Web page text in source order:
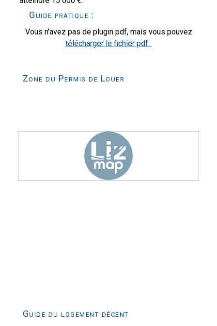
Guide pratique :
Vous n'avez pas de plugin pdf, mais vous pouvez
télécharger le fichier pdf .
Zone du Permis de Louer
Guide du logement décent